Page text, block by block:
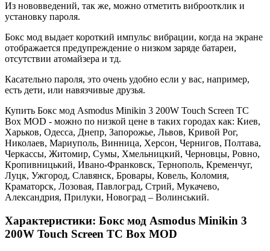
Из нововведений, так же, можно отметить виброотклик и
установку пароля.
Бокс мод выдает короткий импульс вибрации, когда на экране
отображается предупреждение о низком заряде батареи,
отсутствии атомайзера и тд.
Касательно пароля, это очень удобно если у вас, например,
есть дети, или навязчивые друзья.
Купить Бокс мод Asmodus Minikin 3 200W Touch Screen TC
Box MOD - можно по низкой цене в таких городах как: Киев,
Харьков, Одесса, Днепр, Запорожье, Львов, Кривой Рог,
Николаев, Мариуполь, Винница, Херсон, Чернигов, Полтава,
Черкассы, Житомир, Сумы, Хмельницкий, Черновцы, Ровно,
Кропивницький, Ивано-Франковск, Тернополь, Кременчуг,
Луцк, Ужгород, Славянск, Бровары, Ковель, Коломия,
Краматорск, Лозовая, Павлоград, Стрий, Мукачево,
Александрия, Прилуки, Новоград – Волинський.
Характеристики: Бокс мод Asmodus Minikin 3
200W Touch Screen TC Box MOD